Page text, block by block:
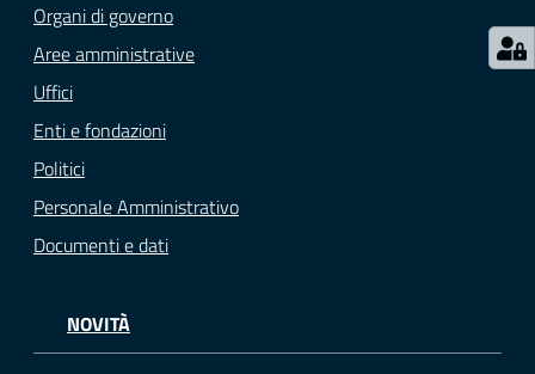
Organi di governo
Aree amministrative
Uffici
Enti e fondazioni
Politici
Personale Amministrativo
Documenti e dati
NOVITÀ